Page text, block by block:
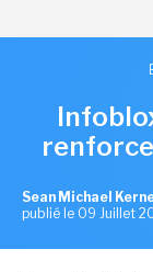
Sean Michael
publié le 09 Juillet